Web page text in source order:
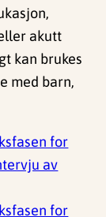
akutt
kan brukes
med barn,
for
av
for